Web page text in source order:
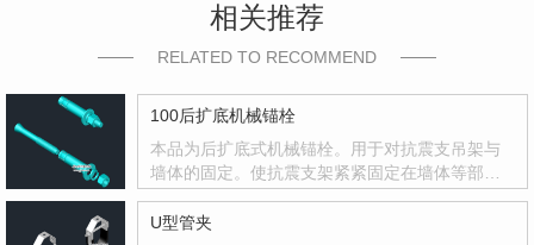
相关推荐
RELATED TO RECOMMEND
100后扩底机械锚栓
本品为后扩底式机械锚栓。用于对抗震支吊架与
墙体的固定。使抗震支架紧紧固定在墙体等部
U型管夹